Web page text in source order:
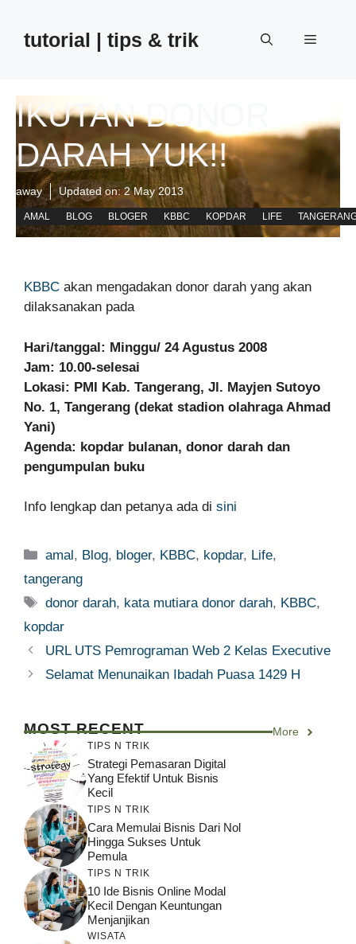
contenttutorial | tips & trik Menu
IKUTAN DONOR
DARAH YUK!!
away Updated on:2 May 2013
AMAL BLOG BLOGER KBBC KOPDAR LIFE
KBBC akan mengadakan donor darah yang akan
dilaksanakan pada
Hari/tanggal: Minggu/ 24 Agustus 2008
Jam: 10.00-selesai
Lokasi: PMI Kab. Tangerang, Jl. Mayjen Sutoyo
No. 1, Tangerang (dekat stadion olahraga Ahmad
Yani)
Agenda: kopdar bulanan, donor darah dan
pengumpulan buku
Info lengkap dan petanya ada di sini
Categories
amal, Blog, bloger, KBBC, kopdar, Life,
tangerang
Tags
donor darah, kata mutiara donor darah, KBBC,
kopdar
URL UTS Pemrograman Web 2 Kelas Executive
Selamat Menunaikan Ibadah Puasa 1429 H
MOST RECENT More
TIPS N TRIK
Strategi Pemasaran Digital
Yang Efektif Untuk Bisnis
Kecil
TIPS N TRIK
Cara Memulai Bisnis Dari Nol
Hingga Sukses Untuk
Pemula
TIPS N TRIK
10 Ide Bisnis Online Modal
Kecil Dengan Keuntungan
Menjanjikan
WISATA